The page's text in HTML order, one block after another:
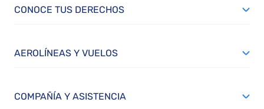
CONOCE TUS DERECHOS
AEROLÍNEAS Y VUELOS
COMPAÑÍA Y ASISTENCIA